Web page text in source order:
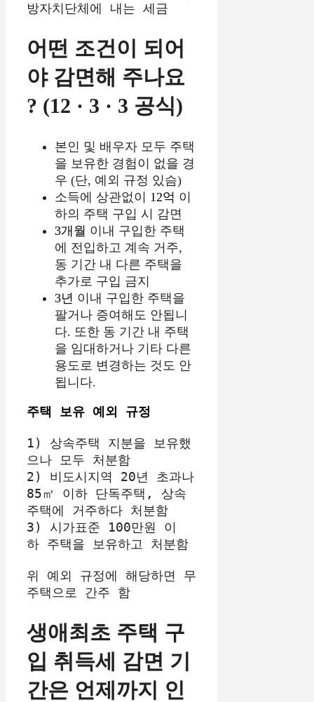
방자치단체에 내는 세금
어떤 조건이 되어
야 감면해 주나요
? (12 · 3 · 3 공식)
본인 및 배우자 모두 주택
을 보유한 경험이 없을 경
우 (단, 예외 규정 있슴)
소득에 상관없이 12억 이
하의 주택 구입 시 감면
3개월 이내 구입한 주택
에 전입하고 계속 거주,
동 기간 내 다른 주택을
추가로 구입 금지
3년 이내 구입한 주택을
팔거나 증여해도 안됩니
다. 또한 동 기간 내 주택
을 임대하거나 기타 다른
용도로 변경하는 것도 안
됩니다.
주택 보유 예외 규정
1) 상속주택 지분을 보유했
으나 모두 처분함
2) 비도시지역 20년 초과나
85㎡ 이하 단독주택, 상속
주택에 거주하다 처분함
3) 시가표준 100만원 이
하 주택을 보유하고 처분함
위 예외 규정에 해당하면 무
주택으로 간주 함
생애최초 주택 구
입 취득세 감면 기
간은 언제까지 인